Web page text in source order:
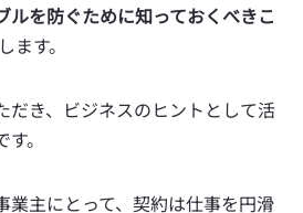
ルを防ぐために知っておくべきこ
ます。
だき、ビジネスのヒントとして活
。
業主にとって、契約は仕事を円滑